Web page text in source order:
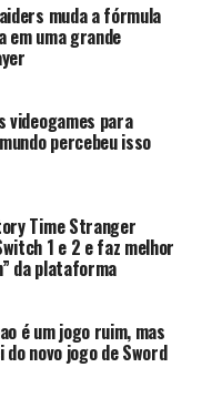
a campanha,
total, são umas
com
obscuros), e
boa experiência.
equipe
Teenage Mutant
Só por isso já dá para
opinião, sim.
muda a fórmula
em uma grande
videogames para
percebeu isso
Time Stranger
1 e 2 e faz melhor
da plataforma
é um jogo ruim, mas
novo jogo de Sword